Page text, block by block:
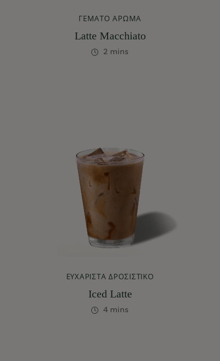
Latte Macchiato
ΓΕΜΆΤΟ ΆΡΩΜΑ
2 mins
Iced Latte
ΕΥΧΆΡΙΣΤΑ ΔΡΟΣΙΣΤΙΚΌ
4 mins